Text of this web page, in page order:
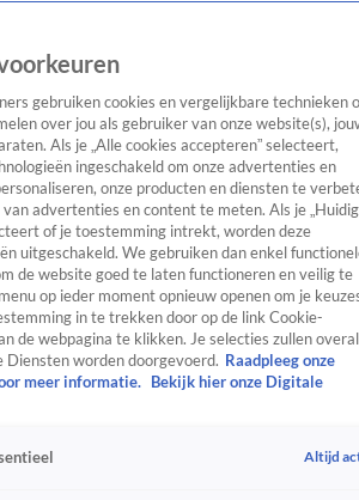
Entertainment TV Algemeen
Tip
SpraakmakendRealityCrimeVideo's
gebruiken cookies en vergelijkbare technieken
over jou als gebruiker van onze website(s),
Als je „Alle cookies accepteren” selecteert,
ingeschakeld om onze advertenties en
onze producten en diensten te
advertenties en content te meten. Als je
of je toestemming intrekt, worden deze
uitgeschakeld. We gebruiken dan enkel
de website goed te laten functioneren en veilig te
op ieder moment opnieuw openen om je
in te trekken door op de link Cookie-
de webpagina te klikken. Je selecties zullen overal
Diensten worden doorgevoerd. Raadpleeg onze
meer informatie.
Bekijk hier onze Digitale
Altijd